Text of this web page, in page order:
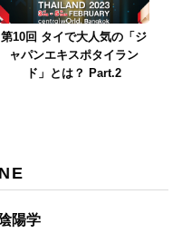
第10回 タイで大人気の「ジ
ャパンエキスポタイラン
ド」とは？ Part.2
陽学